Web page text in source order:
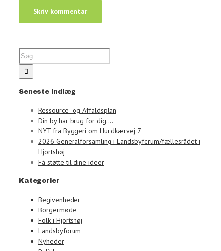
Seneste indlæg
Ressource- og Affaldsplan
Din by har brug for dig….
NYT fra Byggeri om Hundkærvej 7
2026 Generalforsamling i Landsbyforum/fællesrådet i
Hjortshøj
Få støtte til dine ideer
Kategorier
Begivenheder
Borgermøde
Folk i Hjortshøj
Landsbyforum
Nyheder